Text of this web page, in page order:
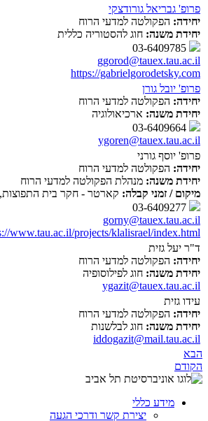
פרופ' גבריאל גורודצקי
יחידה: הפקולטה למדעי הרוח
יחידת משנה: חוג להסטוריה כללית
ggorod@tauex.tau.ac.il
https://gabrielgorodetsky.com
פרופ' יובל גורן
יחידה: הפקולטה למדעי הרוח
יחידת משנה: ארכיאולוגיה
ygoren@tauex.tau.ac.il
פרופ' יוסף גורני
יחידה: הפקולטה למדעי הרוח
יחידת משנה: מנהלת הפקולטה למדעי הרוח
מיקום / זמני קבלה: קארטר - חקר בית התפוצות,
gorny@tauex.tau.ac.il
www.tau.ac.il/projects/klalisrael/index.html
ד"ר יעל גזית
יחידה: הפקולטה למדעי הרוח
יחידת משנה: חוג לפילוסופיה
ygazit@tauex.tau.ac.il
עידו גזית
יחידה: הפקולטה למדעי הרוח
יחידת משנה: חוג לבלשנות
iddogazit@mail.tau.ac.il
הבא
הקודם
מידע כללי
יצירת קשר ודרכי הגעה